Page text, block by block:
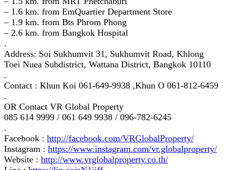
– 1.6 km. from EmQuartier Department Store
– 1.9 km. from Bts Phrom Phong
– 2.6 km. from Bangkok Hospital
.
Address: Soi Sukhumvit 31, Sukhumvit Road, Khlong
Toei Nuea Subdistrict, Wattana District, Bangkok 10110
.
Contact : Khun Koi 061-649-9938 ,Khun O 061-812-6459
.
OR Contact VR Global Property
085 614 9999 / 061 649 9938 / 096-782-6245
.
Facebook : http://facebook.com/VRGlobalProperty/
Instagram : https://www.instagram.com/vr.globalproperty/
Website : http://www.vrglobalproperty.co.th/